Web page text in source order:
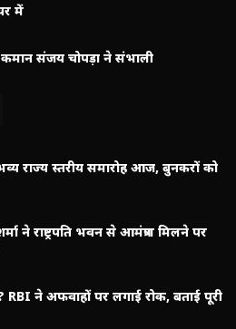
में
कमान संजय चोपड़ा ने संभाली
भव्य राज्य स्तरीय समारोह आज, बुनकरों को
ने राष्ट्रपति भवन से आमंत्रण मिलने पर
RBI ने अफवाहों पर लगाई रोक, बताई पूरी